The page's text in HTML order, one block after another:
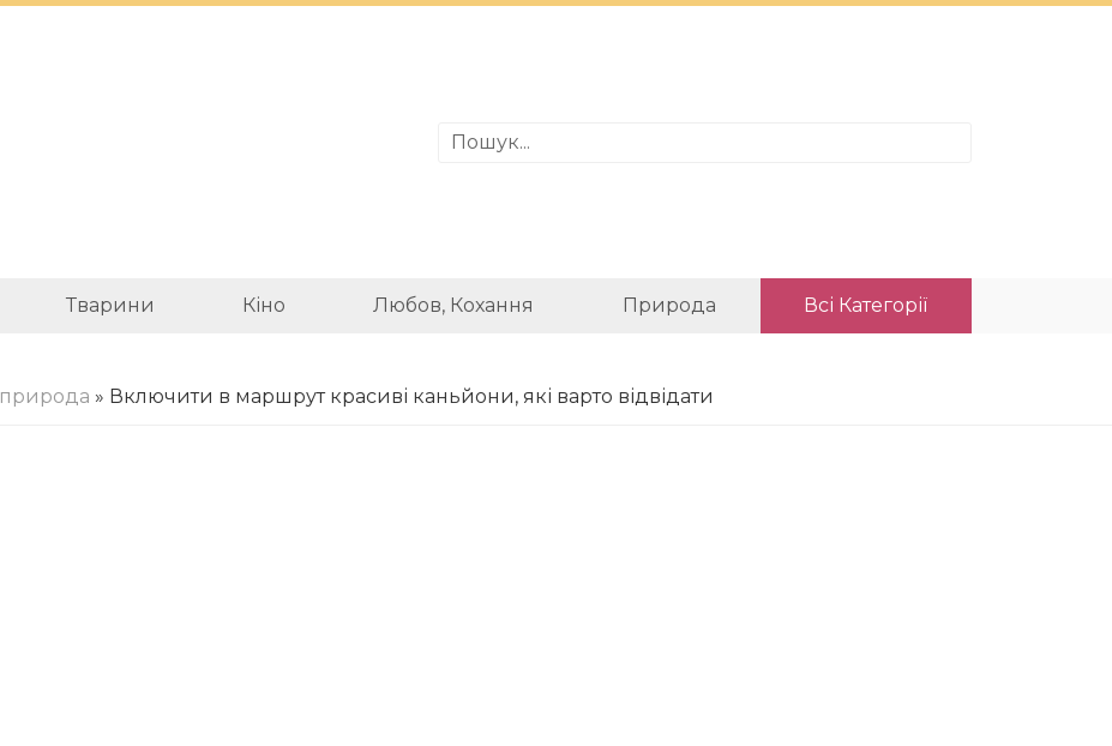
Тварини Кіно Любов, Кохання Природа Всі Категорії
природа » Включити в маршрут красиві каньйони, які варто відвідати